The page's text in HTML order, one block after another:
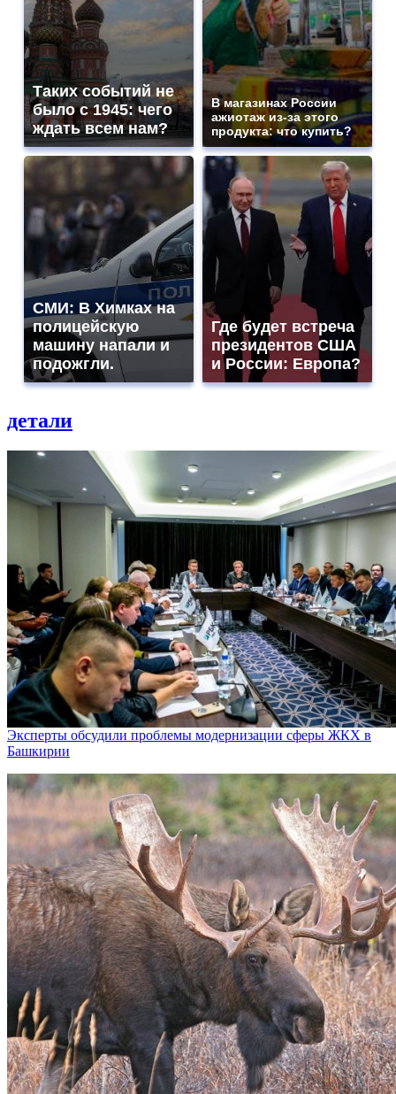
Таких событий не
было с 1945: чего
ждать всем нам?
В магазинах России
ажиотаж из-за этого
продукта: что купить?
СМИ: В Химках на
полицейскую
машину напали и
подожгли.
Где будет встреча
президентов США
и России: Европа?
детали
Эксперты обсудили проблемы модернизации сферы ЖКХ в
Башкирии